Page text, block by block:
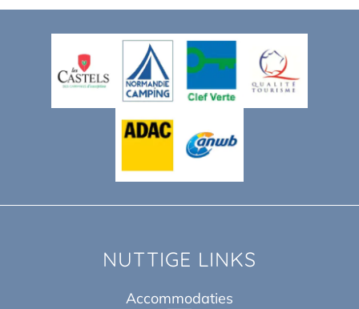
NUTTIGE LINKS
Accommodaties